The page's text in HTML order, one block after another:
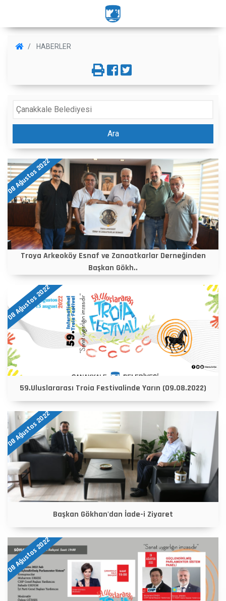
HABERLER
Ara
08 Ağustos 2022
Troya Arkeoköy Esnaf ve Zanaatkarlar Derneğinden
Başkan Gökh..
08 Ağustos 2022
59.Uluslararası Troia Festivalinde Yarın (09.08.2022)
08 Ağustos 2022
Başkan Gökhan'dan İade-i Ziyaret
08 Ağustos 2022